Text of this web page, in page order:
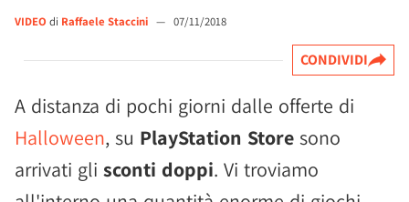
VIDEO di Raffaele Staccini — 07/11/2018
CONDIVIDI
A distanza di pochi giorni dalle offerte di
Halloween, su PlayStation Store sono
arrivati gli sconti doppi. Vi troviamo